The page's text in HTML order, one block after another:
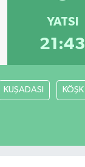
YATSI
21:43
KUŞADASI KÖŞK